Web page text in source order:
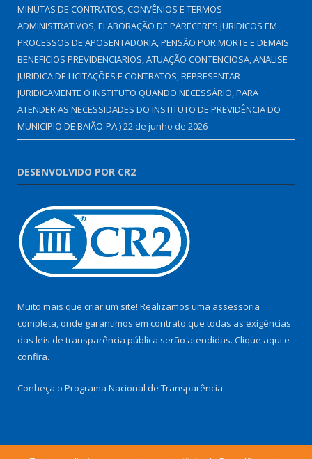
MINUTAS DE CONTRATOS, CONVÊNIOS E TERMOS
ADMINISTRATIVOS, ELABORAÇÃO DE PARECERES JURIDICOS EM
PROCESSOS DE APOSENTADORIA, PENSÃO POR MORTE E DEMAIS
BENEFICIOS PREVIDENCIARIOS, ATUAÇÃO CONTENCIOSA, ANALISE
JURIDICA DE LICITAÇÕES E CONTRATOS, REPRESENTAR
JURIDICAMENTE O INSTITUTO QUANDO NECESSÁRIO, PARA
ATENDER AS NECESSIDADES DO INSTITUTO DE PREVIDÊNCIA DO
MUNICIPIO DE BAIÃO-PA.)22 de junho de 2026
DESENVOLVIDO POR CR2
Muito mais que criar um site! Realizamos uma assessoria
completa, onde garantimos em contrato que todas as exigências
das leis de transparência pública serão atendidas. Clique aqui e
confira.
Conheça o Programa Nacional de Transparência